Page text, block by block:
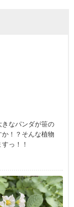
なパンダが笹の
！？そんな植物
っ！！